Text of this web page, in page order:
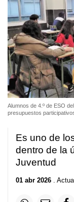
Alumnos de 4.º de ESO
presupuestos
Es uno de
dentro de la
Juventud
01 abr 2026 .